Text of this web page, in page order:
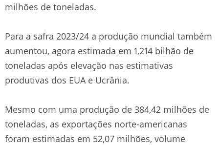
milhões de toneladas.
Para a safra 2023/24 a produção mundial também
aumentou, agora estimada em 1,214 bilhão de
toneladas após elevação nas estimativas
produtivas dos EUA e Ucrânia.
Mesmo com uma produção de 384,42 milhões de
toneladas, as exportações norte-americanas
foram estimadas em 52,07 milhões, volume